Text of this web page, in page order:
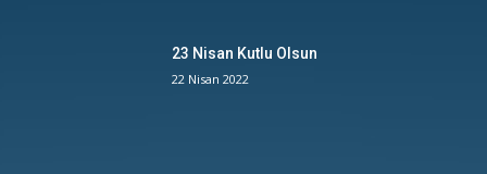
23 Nisan Kutlu Olsun
22 Nisan 2022